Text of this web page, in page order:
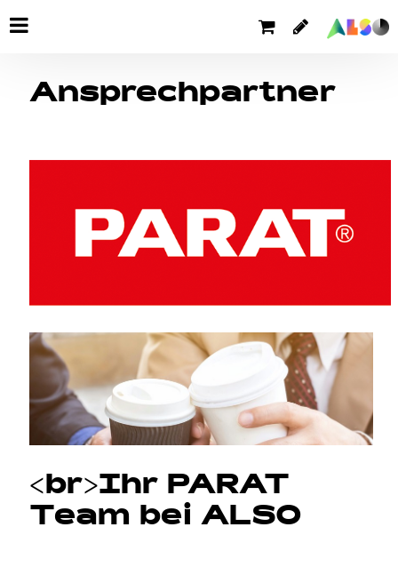
Ansprechpartner
<br>Ihr PARAT
Team bei ALSO